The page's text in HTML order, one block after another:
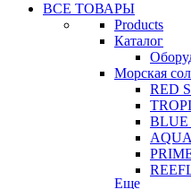
ВСЕ ТОВАРЫ
Products
Каталог
Морская
RED
BLUE
Еще